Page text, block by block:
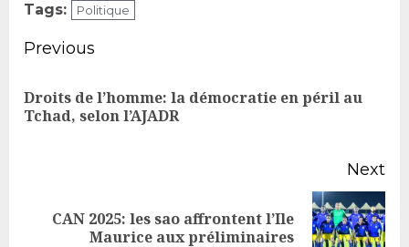
Tags: Politique
Continue
Previous
Droits de l’homme: la démocratie en péril au
Tchad, selon l’AJADR
Next
NextCAN 2025: les sao affrontent l’Ile
Maurice aux préliminaires